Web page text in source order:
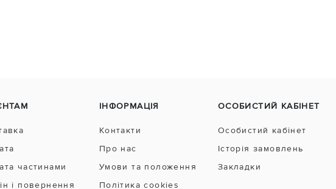
частинами
і повернення
ІНФОРМАЦІЯ
Контакти
Про нас
Умови та положення
Політика cookies
ОСОБИСТИЙ КАБІНЕТ
Особистий кабінет
Історія замовлень
Закладки